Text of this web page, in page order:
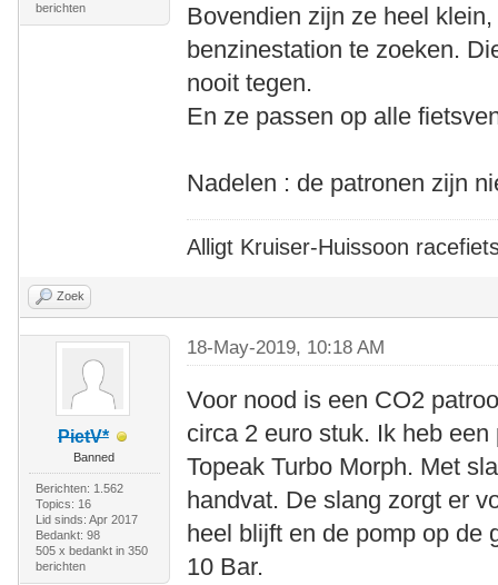
berichten
Bovendien zijn ze heel
benzinestation te zoeken.
nooit tegen.
En ze passen op alle
Nadelen : de patronen zijn
Alligt Kruiser-Huissoon
Zoek
PietV*
Banned
Berichten: 1.562
Topics: 16
Lid sinds: Apr 2017
Bedankt: 98
505 x bedankt in 350
berichten
18-May-2019, 10:18 AM
Voor nood is een CO2
circa 2 euro stuk. Ik heb
Topeak Turbo Morph. Met
handvat. De slang zorgt er
heel blijft en de pomp op de
10 Bar.